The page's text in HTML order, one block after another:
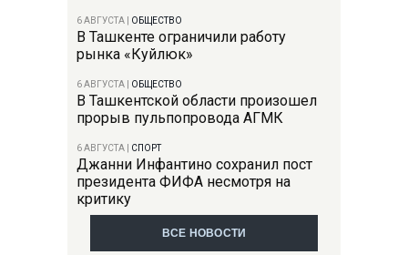
6 АВГУСТА ОБЩЕСТВО
В Ташкенте ограничили работу
рынка «Куйлюк»
6 АВГУСТА ОБЩЕСТВО
В Ташкентской области произошел
прорыв пульпопровода АГМК
6 АВГУСТА СПОРТ
Джанни Инфантино сохранил пост
президента ФИФА несмотря на
критику
ВСЕ НОВОСТИ